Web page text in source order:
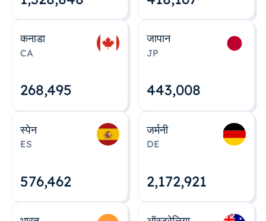
कनाडा
CA
268,495
जापान
JP
443,008
स्पेन
ES
576,463
जर्मनी
DE
2,172,922